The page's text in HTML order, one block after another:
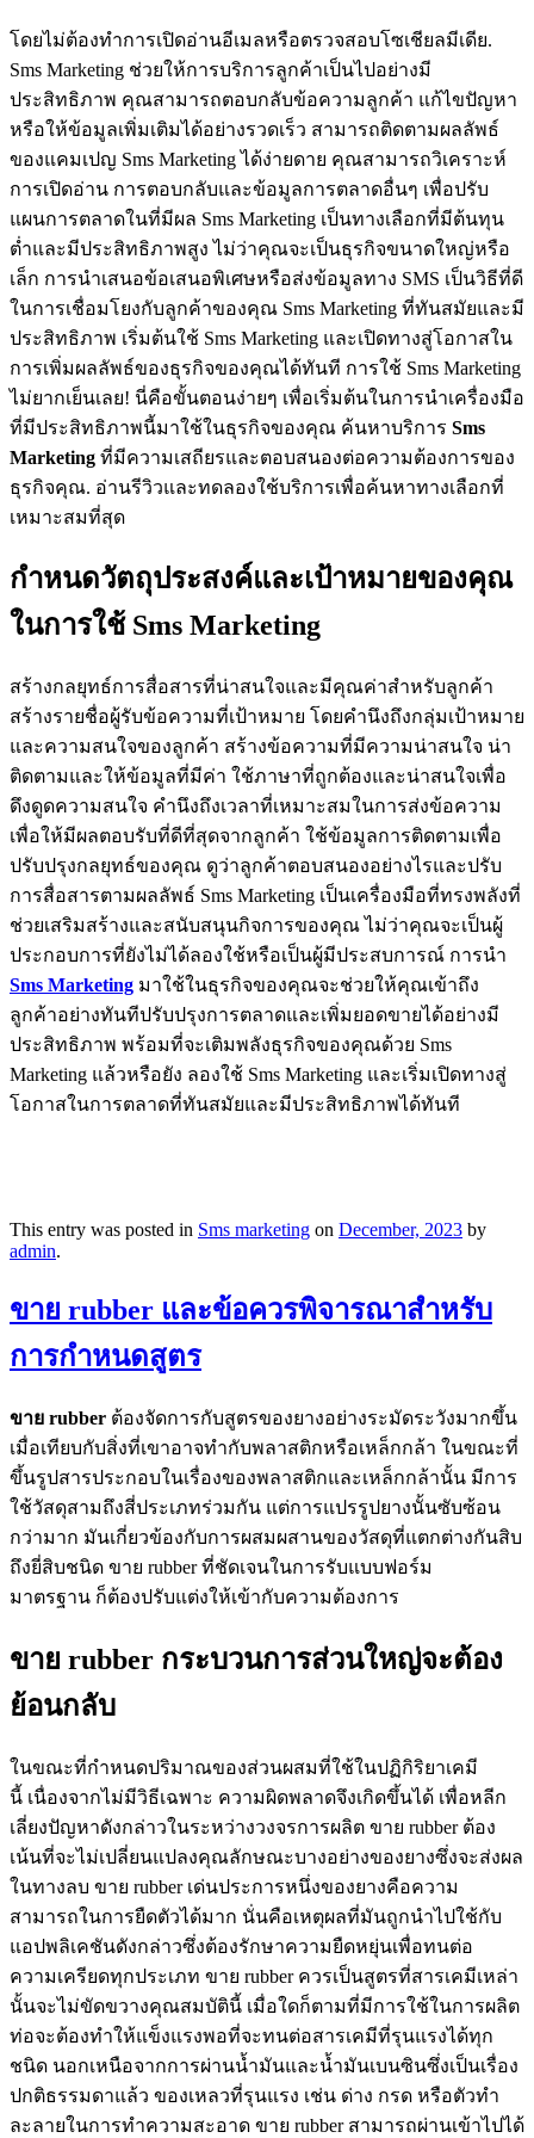
โดยไม่ต้องทำการเปิดอ่านอีเมลหรือตรวจสอบโซเชียลมีเดีย.
Sms Marketing ช่วยให้การบริการลูกค้าเป็นไปอย่างมี
ประสิทธิภาพ คุณสามารถตอบกลับข้อความลูกค้า แก้ไขปัญหา
หรือให้ข้อมูลเพิ่มเติมได้อย่างรวดเร็ว สามารถติดตามผลลัพธ์
ของแคมเปญ Sms Marketing ได้ง่ายดาย คุณสามารถวิเคราะห์
การเปิดอ่าน การตอบกลับและข้อมูลการตลาดอื่นๆ เพื่อปรับ
แผนการตลาดในที่มีผล Sms Marketing เป็นทางเลือกที่มีต้นทุน
ต่ำและมีประสิทธิภาพสูง ไม่ว่าคุณจะเป็นธุรกิจขนาดใหญ่หรือ
เล็ก การนำเสนอข้อเสนอพิเศษหรือส่งข้อมูลทาง SMS เป็นวิธีที่ดี
ในการเชื่อมโยงกับลูกค้าของคุณ Sms Marketing ที่ทันสมัยและมี
ประสิทธิภาพ เริ่มต้นใช้ Sms Marketing และเปิดทางสู่โอกาสใน
การเพิ่มผลลัพธ์ของธุรกิจของคุณได้ทันที การใช้ Sms Marketing
ไม่ยากเย็นเลย! นี่คือขั้นตอนง่ายๆ เพื่อเริ่มต้นในการนำเครื่องมือ
ที่มีประสิทธิภาพนี้มาใช้ในธุรกิจของคุณ ค้นหาบริการ Sms
Marketing ที่มีความเสถียรและตอบสนองต่อความต้องการของ
ธุรกิจคุณ. อ่านรีวิวและทดลองใช้บริการเพื่อค้นหาทางเลือกที่
เหมาะสมที่สุด
กำหนดวัตถุประสงค์และเป้าหมายของคุณ
ในการใช้ Sms Marketing
สร้างกลยุทธ์การสื่อสารที่น่าสนใจและมีคุณค่าสำหรับลูกค้า
สร้างรายชื่อผู้รับข้อความที่เป้าหมาย โดยคำนึงถึงกลุ่มเป้าหมาย
และความสนใจของลูกค้า สร้างข้อความที่มีความน่าสนใจ น่า
ติดตามและให้ข้อมูลที่มีค่า ใช้ภาษาที่ถูกต้องและน่าสนใจเพื่อ
ดึงดูดความสนใจ คำนึงถึงเวลาที่เหมาะสมในการส่งข้อความ
เพื่อให้มีผลตอบรับที่ดีที่สุดจากลูกค้า ใช้ข้อมูลการติดตามเพื่อ
ปรับปรุงกลยุทธ์ของคุณ ดูว่าลูกค้าตอบสนองอย่างไรและปรับ
การสื่อสารตามผลลัพธ์ Sms Marketing เป็นเครื่องมือที่ทรงพลังที่
ช่วยเสริมสร้างและสนับสนุนกิจการของคุณ ไม่ว่าคุณจะเป็นผู้
ประกอบการที่ยังไม่ได้ลองใช้หรือเป็นผู้มีประสบการณ์ การนำ
Sms Marketing มาใช้ในธุรกิจของคุณจะช่วยให้คุณเข้าถึง
ลูกค้าอย่างทันทีปรับปรุงการตลาดและเพิ่มยอดขายได้อย่างมี
ประสิทธิภาพ พร้อมที่จะเติมพลังธุรกิจของคุณด้วย Sms
Marketing แล้วหรือยัง ลองใช้ Sms Marketing และเริ่มเปิดทางสู่
โอกาสในการตลาดที่ทันสมัยและมีประสิทธิภาพได้ทันที
This entry was posted in Sms marketing on December, 2023 by
admin.
ขาย rubber และข้อควรพิจารณาสำหรับ
การกำหนดสูตร
ขาย rubber ต้องจัดการกับสูตรของยางอย่างระมัดระวังมากขึ้น
เมื่อเทียบกับสิ่งที่เขาอาจทำกับพลาสติกหรือเหล็กกล้า ในขณะที่
ขึ้นรูปสารประกอบในเรื่องของพลาสติกและเหล็กกล้านั้น มีการ
ใช้วัสดุสามถึงสี่ประเภทร่วมกัน แต่การแปรรูปยางนั้นซับซ้อน
กว่ามาก มันเกี่ยวข้องกับการผสมผสานของวัสดุที่แตกต่างกันสิบ
ถึงยี่สิบชนิด ขาย rubber ที่ชัดเจนในการรับแบบฟอร์ม
มาตรฐาน ก็ต้องปรับแต่งให้เข้ากับความต้องการ
ขาย rubber กระบวนการส่วนใหญ่จะต้อง
ย้อนกลับ
ในขณะที่กำหนดปริมาณของส่วนผสมที่ใช้ในปฏิกิริยาเคมี
นี้ เนื่องจากไม่มีวิธีเฉพาะ ความผิดพลาดจึงเกิดขึ้นได้ เพื่อหลีก
เลี่ยงปัญหาดังกล่าวในระหว่างวงจรการผลิต ขาย rubber ต้อง
เน้นที่จะไม่เปลี่ยนแปลงคุณลักษณะบางอย่างของยางซึ่งจะส่งผล
ในทางลบ ขาย rubber เด่นประการหนึ่งของยางคือความ
สามารถในการยืดตัวได้มาก นั่นคือเหตุผลที่มันถูกนำไปใช้กับ
แอปพลิเคชันดังกล่าวซึ่งต้องรักษาความยืดหยุ่นเพื่อทนต่อ
ความเครียดทุกประเภท ขาย rubber ควรเป็นสูตรที่สารเคมีเหล่า
นั้นจะไม่ขัดขวางคุณสมบัตินี้ เมื่อใดก็ตามที่มีการใช้ในการผลิต
ท่อจะต้องทำให้แข็งแรงพอที่จะทนต่อสารเคมีที่รุนแรงได้ทุก
ชนิด นอกเหนือจากการผ่านน้ำมันและน้ำมันเบนซินซึ่งเป็นเรื่อง
ปกติธรรมดาแล้ว ของเหลวที่รุนแรง เช่น ด่าง กรด หรือตัวทำ
ละลายในการทำความสะอาด ขาย rubber สามารถผ่านเข้าไปได้